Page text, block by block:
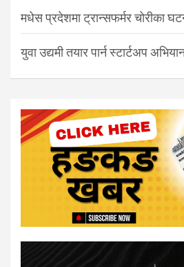
मधेस प्रदेशमा ट्रान्सफर्मर चोरीका
युवा उद्यमी तयार पार्न स्टार्टअप